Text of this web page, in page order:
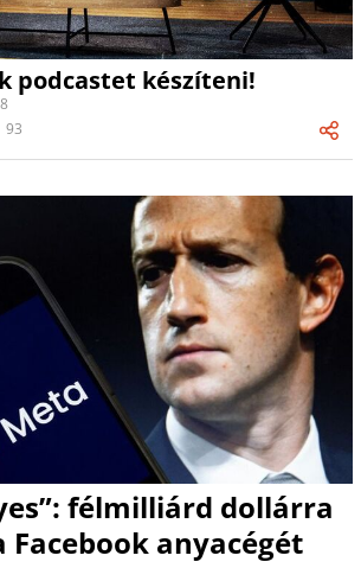
podcastet készíteni!
93
félmilliárd dollárra
anyacégét